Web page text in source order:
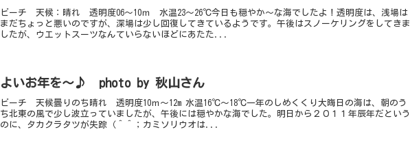
ビーチ 天候：晴れ 透明度06～10ｍ 水温23～26℃今日も穏やか～な海でしたよ！透明度は、浅場は
まだちょっと悪いのですが、深場は少し回復してきているようです。午後はスノーケリングをしてきま
したが、ウエットスーツなんていらないほどにあたた...
よいお年を～♪ photo by 秋山さん
ビーチ 天候曇りのち晴れ 透明度10ｍ～12m 水温16℃～18℃一年のしめくくり大晦日の海は、朝のう
ち北東の風で少し波立っていましたが、午後には穏やかな海でした。明日から２０１１年辰年だという
のに、タカクラタツが失踪（＾＾；カミソリウオは...